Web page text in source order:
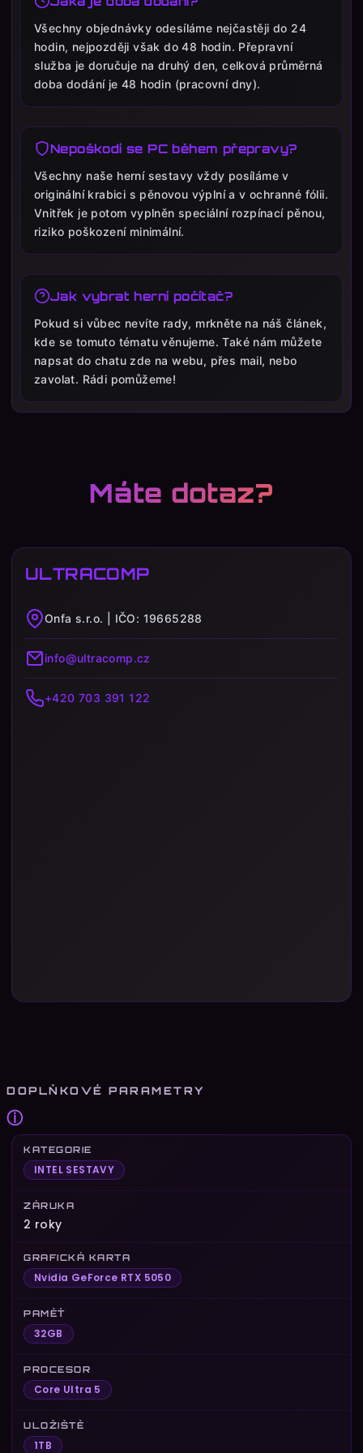
Všechny objednávky odesíláme nejčastěji do 24
hodin, nejpozději však do 48 hodin. Přepravní
služba je doručuje na druhý den, celková průměrná
doba dodání je 48 hodin (pracovní dny).
Nepoškodí se PC během přepravy?
Všechny naše herní sestavy vždy posíláme v
originální krabici s pěnovou výplní a v ochranné fólii.
Vnitřek je potom vyplněn speciální rozpínací pěnou,
riziko poškození minimální.
Jak vybrat herní počítač?
Pokud si vůbec nevíte rady, mrkněte na náš článek,
kde se tomuto tématu věnujeme. Také nám můžete
napsat do chatu zde na webu, přes mail, nebo
zavolat. Rádi pomůžeme!
Máte dotaz?
ULTRACOMP
Onfa s.r.o. | IČO: 19665288
info@ultracomp.cz
+420 703 391 122
DOPLŇKOVÉ PARAMETRY
ⓘ
KATEGORIE
INTEL SESTAVY
ZÁRUKA
2 roky
GRAFICKÁ KARTA
Nvidia GeForce RTX 5050
PAMĚŤ
32GB
PROCESOR
Core Ultra 5
ULOŽIŠTĚ
1TB